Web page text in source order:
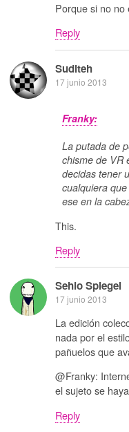
Porque si no no
Reply
Suditeh
17 junio 2013
Franky:
La putada de
chisme de VR
decidas tener
cualquiera
ese en la
This.
Reply
Sehio Spiegel
17 junio 2013
La edición
nada por el
pañuelos que
@Franky:
el sujeto se
Reply